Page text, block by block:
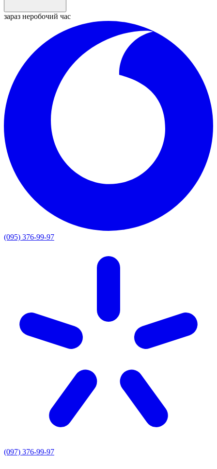
зараз неробочий час
(095) 376-99-97
(097) 376-99-97